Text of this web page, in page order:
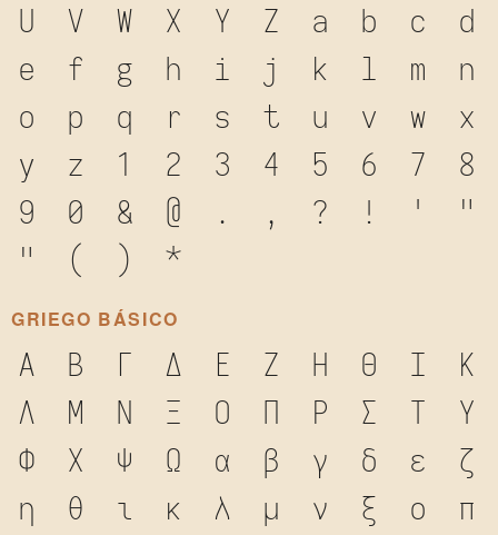
U
V W X Y Z a b c
d
e
f g h i j k l m
n
o
p q r s t u v w
x
y
z 1 2 3 4 5 6 7
8
9
0 & @ . , ? ! '
"
"
( ) *
GRIEGO BÁSICO
Α Β Γ Δ Ε Ζ Η Θ Ι
Κ
Λ
Μ Ν Ξ Ο Π Ρ Σ Τ
Υ
Φ
Χ Ψ Ω α β γ δ ε
ζ
η
θ ι κ λ μ ν ξ ο
π